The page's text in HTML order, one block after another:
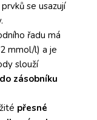
se usazují
řadu má
mmol/l) a je
slouží
zásobníku
přesné